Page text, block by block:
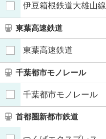
伊豆箱根鉄道大雄山線
東葉高速鉄道
東葉高速鉄道
千葉都市モノレール
千葉都市モノレール
首都圏新都市鉄道